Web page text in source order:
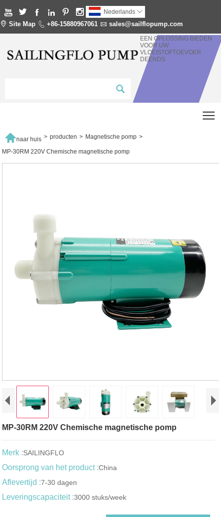
      Nederlands 
 Site Map  +86-15880967061  sales@sailflopump.com
EEN OPLOSSING BIEDEN
VOOR UW
VLOEISTOFTOEVOER
DEENDS
naar huis > producten > Magnetische pomp >
MP-30RM 220V Chemische magnetische pomp
MP-30RM 220V Chemische magnetische pomp
Merk :SAILINGFLO
Oorsprong van het product :China
Aflevertijd :7-30 dagen
Leveringscapaciteit :3000 stuks/week